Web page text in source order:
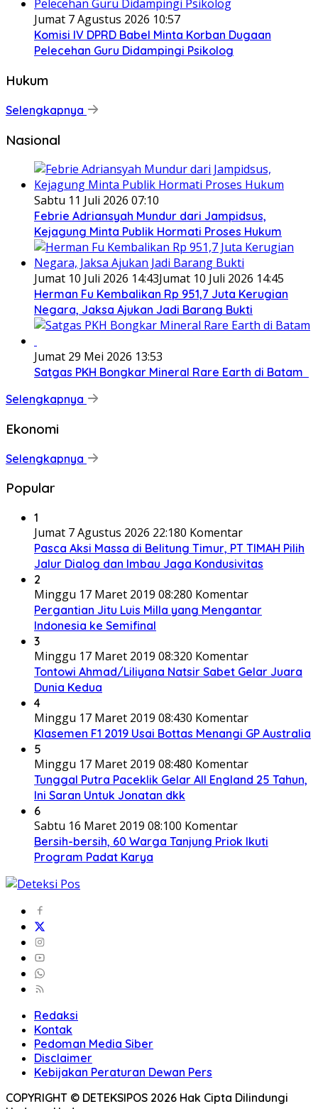
Jumat 7 Agustus 2026 10:57
Komisi IV DPRD Babel Minta Korban Dugaan
Pelecehan Guru Didampingi Psikolog
Hukum
Selengkapnya
Nasional
Sabtu 11 Juli 2026 07:10
Febrie Adriansyah Mundur dari Jampidsus,
Kejagung Minta Publik Hormati Proses Hukum
Jumat 10 Juli 2026 14:43Jumat 10 Juli 2026 14:45
Herman Fu Kembalikan Rp 951,7 Juta Kerugian
Negara, Jaksa Ajukan Jadi Barang Bukti
Jumat 29 Mei 2026 13:53
Satgas PKH Bongkar Mineral Rare Earth di Batam
Selengkapnya
Ekonomi
Selengkapnya
Popular
1
Jumat 7 Agustus 2026 22:180 Komentar
Pasca Aksi Massa di Belitung Timur, PT TIMAH Pilih
Jalur Dialog dan Imbau Jaga Kondusivitas
2
Minggu 17 Maret 2019 08:280 Komentar
Pergantian Jitu Luis Milla yang Mengantar
Indonesia ke Semifinal
3
Minggu 17 Maret 2019 08:320 Komentar
Tontowi Ahmad/Liliyana Natsir Sabet Gelar Juara
Dunia Kedua
4
Minggu 17 Maret 2019 08:430 Komentar
Klasemen F1 2019 Usai Bottas Menangi GP Australia
5
Minggu 17 Maret 2019 08:480 Komentar
Tunggal Putra Paceklik Gelar All England 25 Tahun,
Ini Saran Untuk Jonatan dkk
6
Sabtu 16 Maret 2019 08:100 Komentar
Bersih-bersih, 60 Warga Tanjung Priok Ikuti
Program Padat Karya
Redaksi
Kontak
Pedoman Media Siber
Disclaimer
Kebijakan Peraturan Dewan Pers
COPYRIGHT © DETEKSIPOS 2026 Hak Cipta Dilindungi